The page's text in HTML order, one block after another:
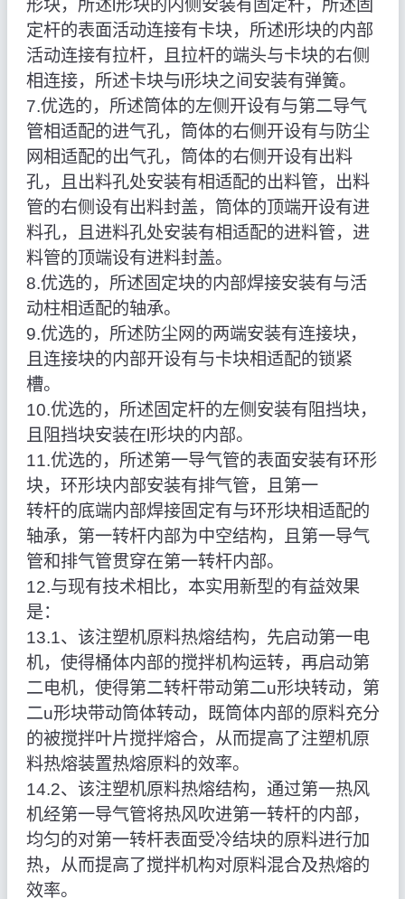
形块，所述l形块的内侧安装有固定杆，所述固
定杆的表面活动连接有卡块，所述l形块的内部
活动连接有拉杆，且拉杆的端头与卡块的右侧
相连接，所述卡块与l形块之间安装有弹簧。
7.优选的，所述筒体的左侧开设有与第二导气
管相适配的进气孔，筒体的右侧开设有与防尘
网相适配的出气孔，筒体的右侧开设有出料
孔，且出料孔处安装有相适配的出料管，出料
管的右侧设有出料封盖，筒体的顶端开设有进
料孔，且进料孔处安装有相适配的进料管，进
料管的顶端设有进料封盖。
8.优选的，所述固定块的内部焊接安装有与活
动柱相适配的轴承。
9.优选的，所述防尘网的两端安装有连接块，
且连接块的内部开设有与卡块相适配的锁紧
槽。
10.优选的，所述固定杆的左侧安装有阻挡块，
且阻挡块安装在l形块的内部。
11.优选的，所述第一导气管的表面安装有环形
块，环形块内部安装有排气管，且第一
转杆的底端内部焊接固定有与环形块相适配的
轴承，第一转杆内部为中空结构，且第一导气
管和排气管贯穿在第一转杆内部。
12.与现有技术相比，本实用新型的有益效果
是：
13.1、该注塑机原料热熔结构，先启动第一电
机，使得桶体内部的搅拌机构运转，再启动第
二电机，使得第二转杆带动第二u形块转动，第
二u形块带动筒体转动，既筒体内部的原料充分
的被搅拌叶片搅拌熔合，从而提高了注塑机原
料热熔装置热熔原料的效率。
14.2、该注塑机原料热熔结构，通过第一热风
机经第一导气管将热风吹进第一转杆的内部，
均匀的对第一转杆表面受冷结块的原料进行加
热，从而提高了搅拌机构对原料混合及热熔的
效率。